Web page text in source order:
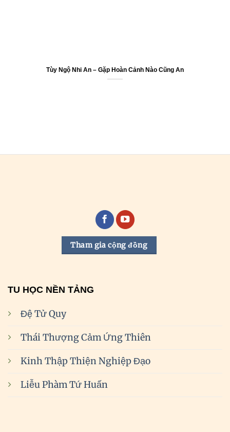
Tùy Ngộ Nhi An – Gặp Hoàn Cảnh Nào Cũng An
Tham gia cộng đồng
TU HỌC NỀN TẢNG
Đệ Tử Quy
Thái Thượng Cảm Ứng Thiên
Kinh Thập Thiện Nghiệp Đạo
Liễu Phàm Tứ Huấn